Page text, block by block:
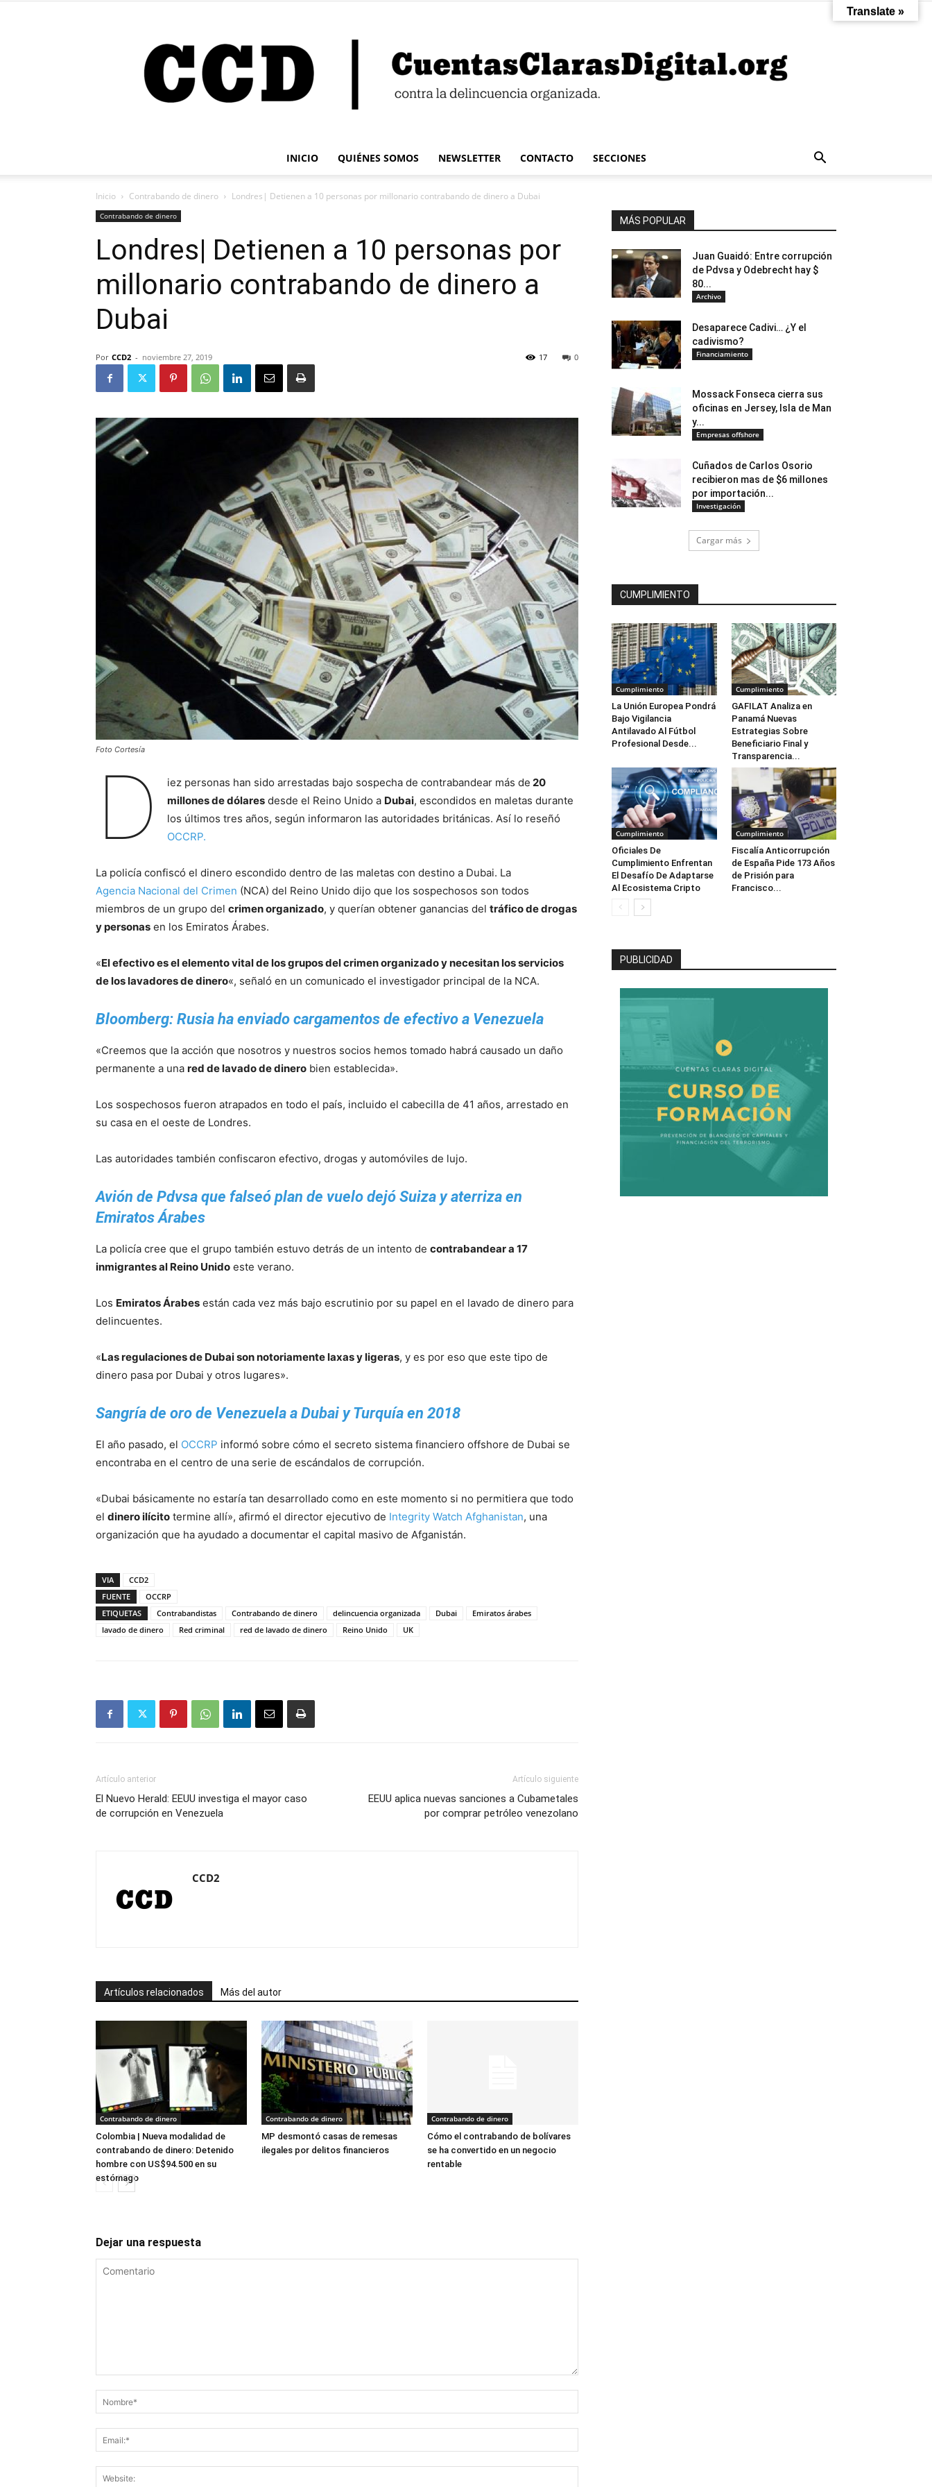
INICIO QUIÉNES SOMOS NEWSLETTER CONTACTO SECCIONES
Inicio Contrabando de dinero Londres| Detienen a 10 personas por millonario contrabando de dinero a Dubai
Contrabando de dinero
Londres| Detienen a 10 personas por
millonario contrabando de dinero a
Dubai
Por CCD2 - noviembre 27, 2019 0
17
Foto Cortesía
D iez personas han sido arrestadas bajo sospecha de contrabandear más de 20
millones de dólaresdesde el Reino Unido a Dubai, escondidos en maletas durante
los últimos tres años, según informaron las autoridades británicas. Así lo reseñó
OCCRP.
La policía confiscó el dinero escondido dentro de las maletas con destino a Dubai. La
Agencia Nacional del Crimen (NCA) del Reino Unido dijo que los sospechosos son todos
miembros de un grupo del crimen organizado, y querían obtener ganancias del tráfico de drogas
y personas en los Emiratos Árabes.
«El efectivo es el elemento vital de los grupos del crimen organizado y necesitan los servicios
de los lavadores de dinero«, señaló en un comunicado el investigador principal de la NCA.
Bloomberg: Rusia ha enviado cargamentos de efectivo a Venezuela
«Creemos que la acción que nosotros y nuestros socios hemos tomado habrá causado un daño
permanente a una red de lavado de dinero bien establecida».
Los sospechosos fueron atrapados en todo el país, incluido el cabecilla de 41 años, arrestado en
su casa en el oeste de Londres.
Las autoridades también confiscaron efectivo, drogas y automóviles de lujo.
Avión de Pdvsa que falseó plan de vuelo dejó Suiza y aterriza en
Emiratos Árabes
La policía cree que el grupo también estuvo detrás de un intento de contrabandear a 17
inmigrantes al Reino Unido este verano.
Los Emiratos Árabes están cada vez más bajo escrutinio por su papel en el lavado de dinero para
delincuentes.
«Las regulaciones de Dubai son notoriamente laxas y ligeras, y es por eso que este tipo de
dinero pasa por Dubai y otros lugares».
Sangría de oro de Venezuela a Dubai y Turquía en 2018
El año pasado, el OCCRP informó sobre cómo el secreto sistema financiero offshore de Dubai se
encontraba en el centro de una serie de escándalos de corrupción.
«Dubai básicamente no estaría tan desarrollado como en este momento si no permitiera que todo
el dinero ilícito termine allí», afirmó el director ejecutivo de Integrity Watch Afghanistan, una
organización que ha ayudado a documentar el capital masivo de Afganistán.
VIA
CCD2
FUENTE
OCCRP
ETIQUETAS
Contrabandistas Contrabando de dinero delincuencia organizada Dubai
Emiratos árabes
lavado de dinero
Red criminal red de lavado de dinero Reino Unido UK
Artículo anterior
El Nuevo Herald: EEUU investiga el mayor caso
de corrupción en Venezuela
Artículo siguiente
EEUU aplica nuevas sanciones a Cubametales
por comprar petróleo venezolano
CCD2
Artículos relacionados Más del autor
Contrabando de dinero
Colombia | Nueva modalidad de
contrabando de dinero: Detenido
hombre con US$94.500 en su
estómago
Contrabando de dinero
MP desmontó casas de remesas
ilegales por delitos financieros
Contrabando de dinero
Cómo el contrabando de bolívares
se ha convertido en un negocio
rentable
Dejar una respuesta
MÁS POPULAR
Juan Guaidó: Entre corrupción
de Pdvsa y Odebrecht hay $
80...
Archivo
Desaparece Cadivi… ¿Y el
cadivismo?
Financiamiento
Mossack Fonseca cierra sus
oficinas en Jersey, Isla de Man
y...
Empresas offshore
Cuñados de Carlos Osorio
recibieron mas de $6 millones
por importación...
Investigación
Cargar más
CUMPLIMIENTO
Cumplimiento
La Unión Europea Pondrá
Bajo Vigilancia
Antilavado Al Fútbol
Profesional Desde...
Cumplimiento
GAFILAT Analiza en
Panamá Nuevas
Estrategias Sobre
Beneficiario Final y
Transparencia...
Cumplimiento
Oficiales De
Cumplimiento Enfrentan
El Desafío De Adaptarse
Al Ecosistema Cripto
Cumplimiento
Fiscalía Anticorrupción
de España Pide 173 Años
de Prisión para
Francisco...
PUBLICIDAD
Translate »